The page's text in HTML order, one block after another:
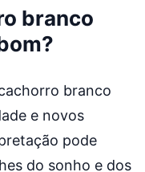
branco
branco
e novos
pode
do sonho e dos